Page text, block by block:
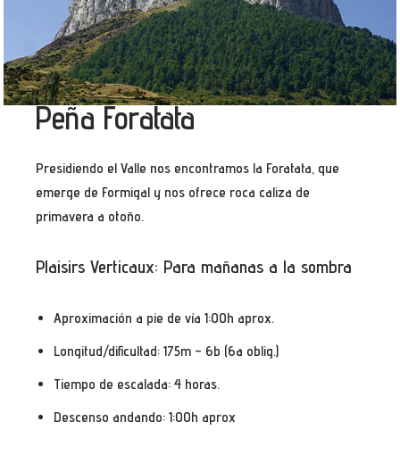
Peña Foratata
Presidiendo el Valle nos encontramos la Foratata, que
emerge de Formigal y nos ofrece roca caliza de
primavera a otoño.
Plaisirs Verticaux: Para mañanas a la sombra
Aproximación a pie de vía 1:00h aprox.
Longitud/dificultad: 175m – 6b (6a oblig.)
Tiempo de escalada: 4 horas.
Descenso andando: 1:00h aprox